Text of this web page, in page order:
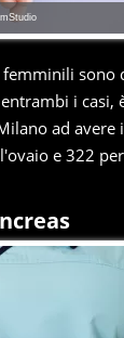
sono
i casi,
ad
e 322